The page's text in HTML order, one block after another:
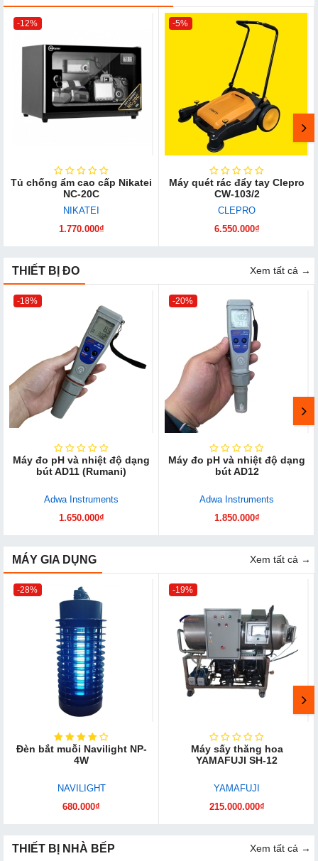
-12%
Tủ chống ẩm cao cấp Nikatei
NC-20C
NIKATEI
1.770.000₫
-5%
Máy quét rác đẩy tay Clepro
CW-103/2
CLEPRO
6.550.000₫
THIẾT BỊ ĐO Xem tất cả →
-18%
Máy đo pH và nhiệt độ dạng
bút AD11 (Rumani)
Adwa Instruments
1.650.000₫
-20%
Máy đo pH và nhiệt độ dạng
bút AD12
Adwa Instruments
1.850.000₫
MÁY GIA DỤNG Xem tất cả →
-28%
Đèn bắt muỗi Navilight NP-
4W
NAVILIGHT
680.000₫
-19%
Máy sấy thăng hoa
YAMAFUJI SH-12
YAMAFUJI
215.000.000₫
THIẾT BỊ NHÀ BẾP Xem tất cả →